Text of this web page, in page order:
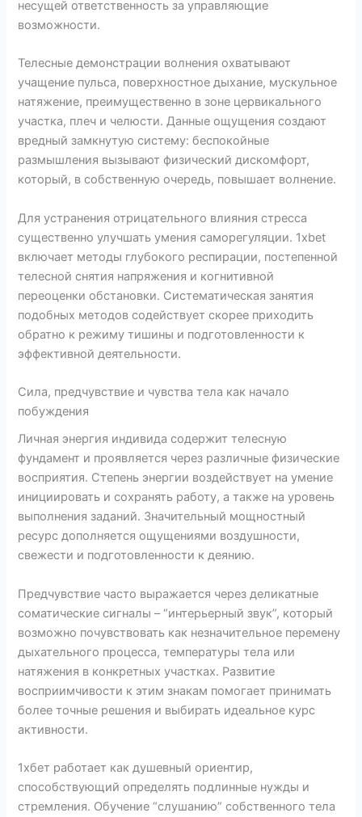
несущей ответственность за управляющие
возможности.
Телесные демонстрации волнения охватывают
учащение пульса, поверхностное дыхание, мускульное
натяжение, преимущественно в зоне цервикального
участка, плеч и челюсти. Данные ощущения создают
вредный замкнутую систему: беспокойные
размышления вызывают физический дискомфорт,
который, в собственную очередь, повышает волнение.
Для устранения отрицательного влияния стресса
существенно улучшать умения саморегуляции. 1xbet
включает методы глубокого респирации, постепенной
телесной снятия напряжения и когнитивной
переоценки обстановки. Систематическая занятия
подобных методов содействует скорее приходить
обратно к режиму тишины и подготовленности к
эффективной деятельности.
Сила, предчувствие и чувства тела как начало
побуждения
Личная энергия индивида содержит телесную
фундамент и проявляется через различные физические
восприятия. Степень энергии воздействует на умение
инициировать и сохранять работу, а также на уровень
выполнения заданий. Значительный мощностный
ресурс дополняется ощущениями воздушности,
свежести и подготовленности к деянию.
Предчувствие часто выражается через деликатные
соматические сигналы – “интерьерный звук”, который
возможно почувствовать как незначительное перемену
дыхательного процесса, температуры тела или
натяжения в конкретных участках. Развитие
восприимчивости к этим знакам помогает принимать
более точные решения и выбирать идеальное курс
активности.
1хбет работает как душевный ориентир,
способствующий определять подлинные нужды и
стремления. Обучение “слушанию” собственного тела